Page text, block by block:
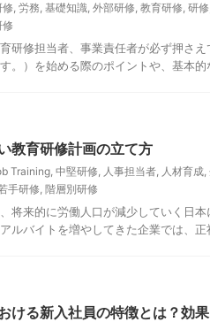
, 労務, 基礎知識, 外部研修, 教育研修, 研修
研修担当者、事業責任者が必ず押さ
。）を始める際のポイントや、基本
教育研修計画の立て方
Training, 中堅研修, 人事担当者, 人材育成,
手研修, 階層別研修
将来的に労働人口が減少していく日
ルバイトを増やしてきた企業では、
ける新入社員の特徴とは？効